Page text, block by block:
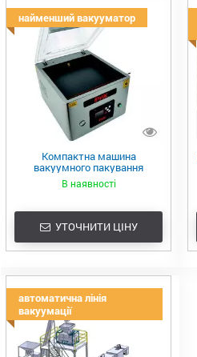
найменший вакууматор
Компактна машина
вакуумного пакування
В наявності
УТОЧНИТИ ЦІНУ
автоматична лінія
вакуумації